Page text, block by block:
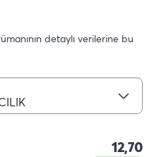
detaylı verilerine bu
12,70